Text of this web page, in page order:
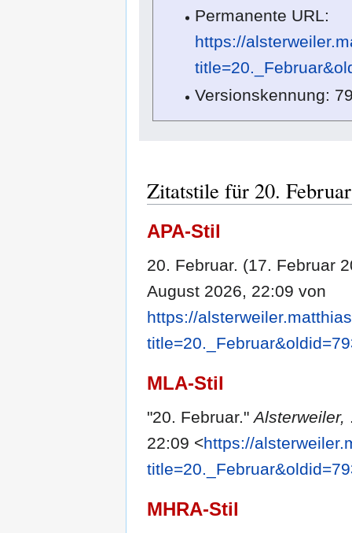
Permanente URL:
https://
Versionskennung:
Zitatstile für 20. Februar
APA-Stil
20. Februar. (17. Februar
August 2026, 22:09 von
https://
MLA-Stil
"20. Februar."Alsterweiler,
22:09 <https://
MHRA-Stil